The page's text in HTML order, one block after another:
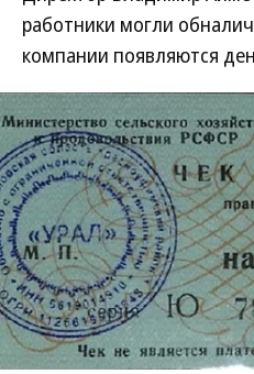
работники могли
компании появляются